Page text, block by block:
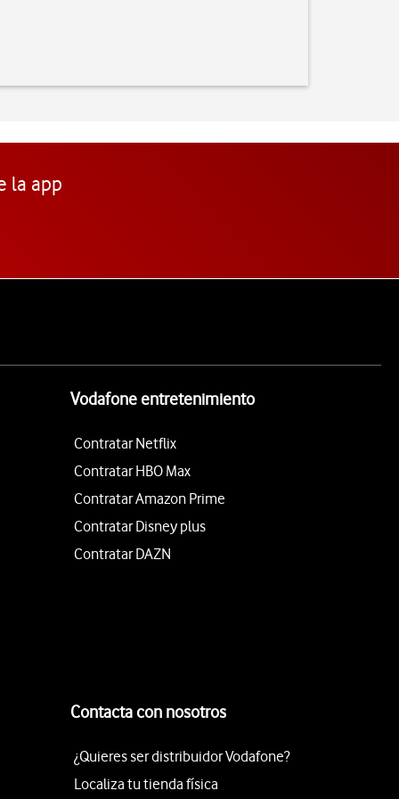
la app
Vodafone entretenimiento
Contratar Netflix
Contratar HBO Max
Contratar Amazon Prime
Contratar Disney plus
Contratar DAZN
Contacta con nosotros
¿Quieres ser distribuidor Vodafone?
Localiza tu tienda física